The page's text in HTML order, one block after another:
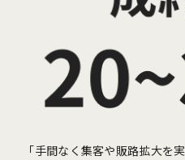
「手間なく集客や販路拡大を